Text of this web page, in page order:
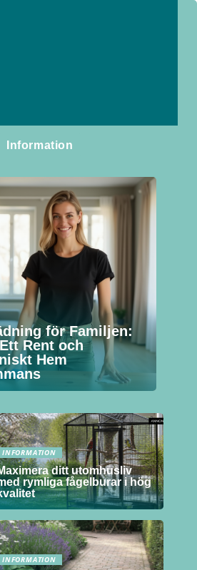
Information
för Familjen:
Rent och
Hem
INFORMATION
ditt utomhusliv
rymliga fågelburar i hög
INFORMATION